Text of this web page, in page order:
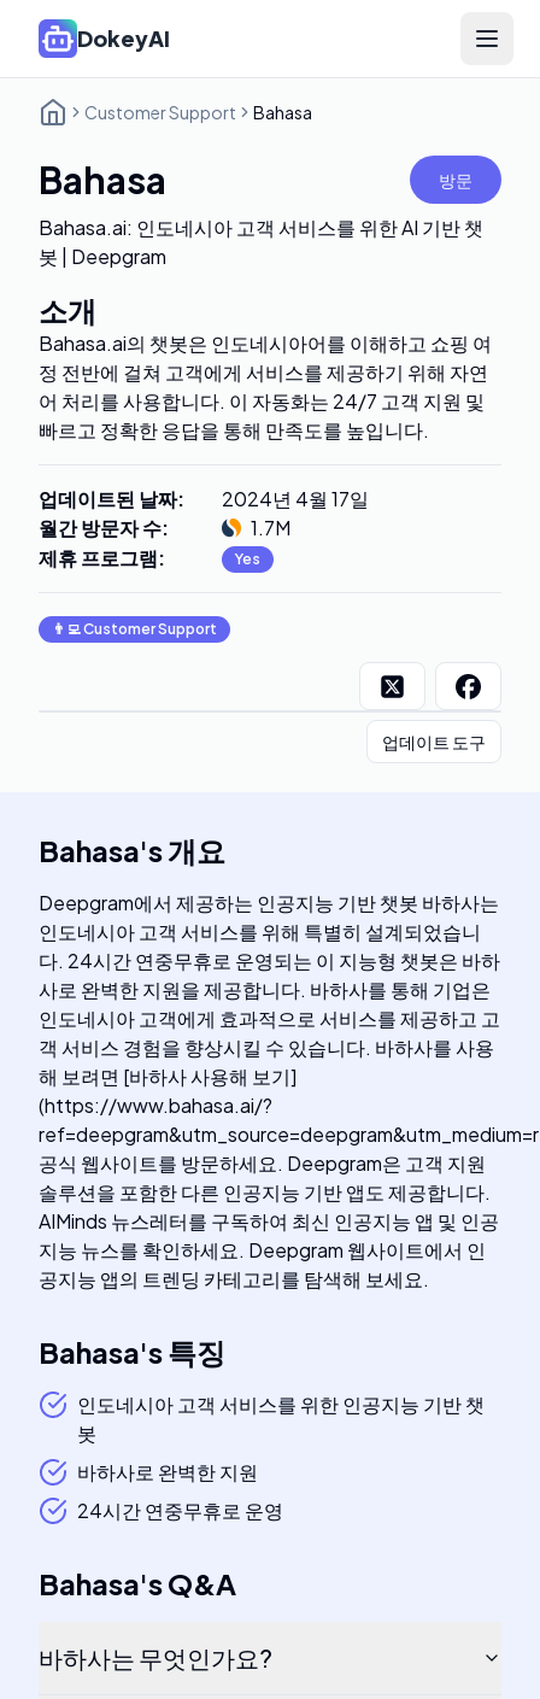
DokeyAI Open
Customer Support Bahasa
Bahasa 방문
Bahasa.ai: 인도네시아 고객 서비스를 위한 AI 기반 챗
봇 | Deepgram
소개
Bahasa.ai의 챗봇은 인도네시아어를 이해하고 쇼핑 여
정 전반에 걸쳐 고객에게 서비스를 제공하기 위해 자연
어 처리를 사용합니다. 이 자동화는 24/7 고객 지원 및
빠르고 정확한 응답을 통해 만족도를 높입니다.
업데이트된 날짜:
2024년 4월 17일
월간 방문자 수:
1.7M
제휴 프로그램: Yes
👨‍💻Customer Support
업데이트 도구
Bahasa's개요
Deepgram에서 제공하는 인공지능 기반 챗봇 바하사는
인도네시아 고객 서비스를 위해 특별히 설계되었습니
다. 24시간 연중무휴로 운영되는 이 지능형 챗봇은 바하
사로 완벽한 지원을 제공합니다. 바하사를 통해 기업은
인도네시아 고객에게 효과적으로 서비스를 제공하고 고
객 서비스 경험을 향상시킬 수 있습니다. 바하사를 사용
해 보려면 [바하사 사용해 보기]
(https://www.bahasa.ai/?
공식 웹사이트를 방문하세요. Deepgram은 고객 지원
솔루션을 포함한 다른 인공지능 기반 앱도 제공합니다.
AIMinds 뉴스레터를 구독하여 최신 인공지능 앱 및 인공
지능 뉴스를 확인하세요. Deepgram 웹사이트에서 인
공지능 앱의 트렌딩 카테고리를 탐색해 보세요.
Bahasa's특징
인도네시아 고객 서비스를 위한 인공지능 기반 챗
봇
바하사로 완벽한 지원
24시간 연중무휴로 운영
Bahasa'sQ&A
바하사는 무엇인가요?